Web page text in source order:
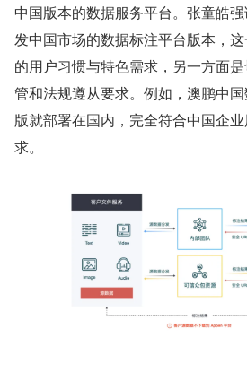
中国版本的数据服务平台。张童皓
发中国市场的数据标注平台版本，
的用户习惯与特色需求，另一方面
管和法规遵从要求。例如，澳鹏中
版就部署在国内，完全符合中国企
求。